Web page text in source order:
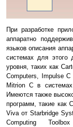
При разработке
аппаратно
языков описания
системах для этого
уровня, таких как
Computers, Impulse
Mitrion C в
Имеются также
программ, такие как
Viva от Starbridge
Computing